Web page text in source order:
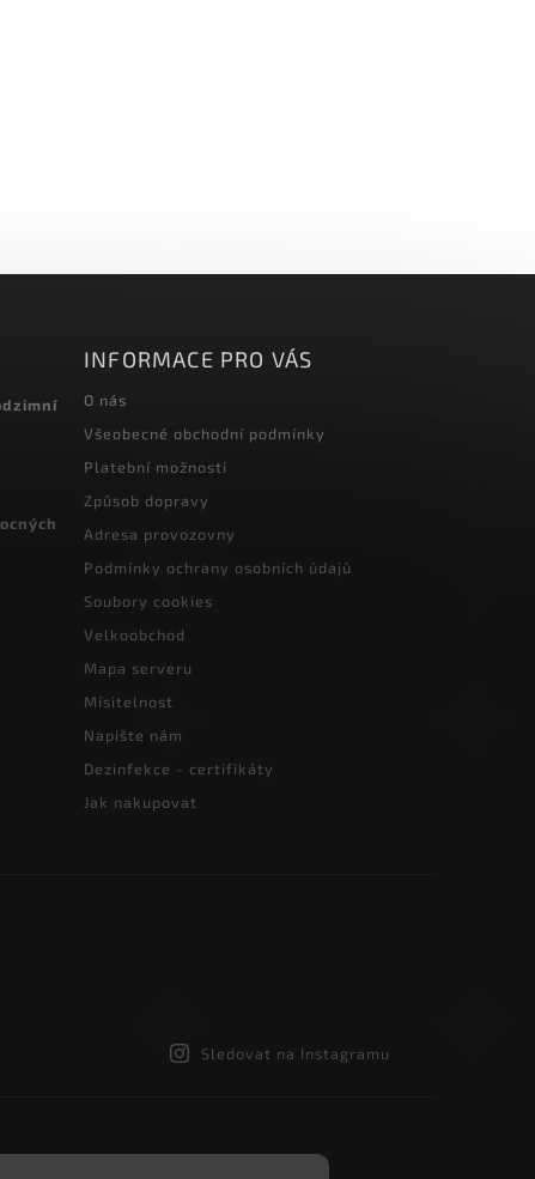
INFORMACE PRO VÁS
O nás
Všeobecné obchodní podmínky
Platební možnosti
Způsob dopravy
Adresa provozovny
Podmínky ochrany osobních údajů
Soubory cookies
Velkoobchod
Mapa serveru
Mísitelnost
Napište nám
Dezinfekce - certifikáty
Jak nakupovat
Sledovat na Instagramu